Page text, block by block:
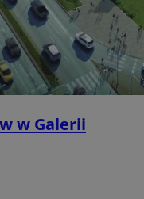
w Galerii